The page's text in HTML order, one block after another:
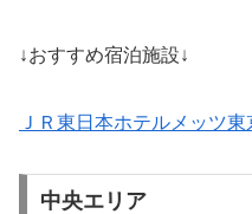
↓おすすめ宿泊施設↓
ＪＲ東日本ホテルメッツ
中央エリア